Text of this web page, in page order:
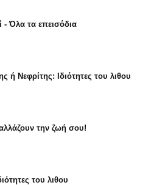
- Όλα τα επεισόδια
ή Νεφρίτης: Ιδιότητες του λιθου
την ζωή σου!
του λιθου